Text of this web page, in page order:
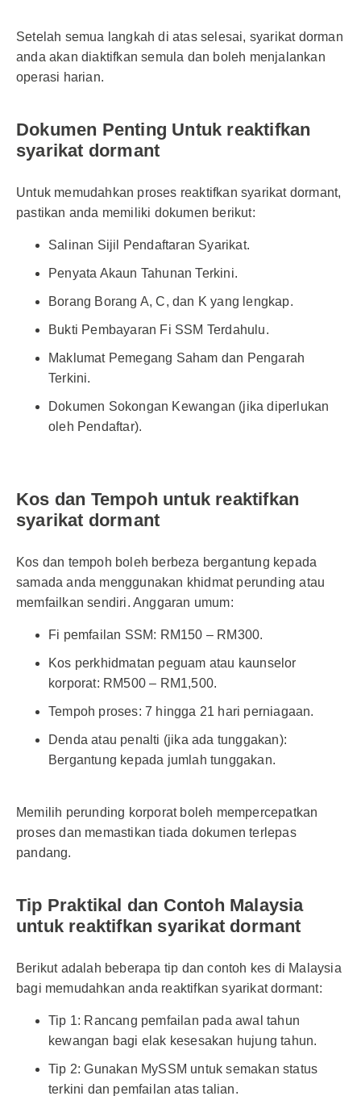
Setelah semua langkah di atas selesai, syarikat dorman
anda akan diaktifkan semula dan boleh menjalankan
operasi harian.
Dokumen Penting Untuk reaktifkan
syarikat dormant
Untuk memudahkan proses reaktifkan syarikat dormant,
pastikan anda memiliki dokumen berikut:
Salinan Sijil Pendaftaran Syarikat.
Penyata Akaun Tahunan Terkini.
Borang Borang A, C, dan K yang lengkap.
Bukti Pembayaran Fi SSM Terdahulu.
Maklumat Pemegang Saham dan Pengarah
Terkini.
Dokumen Sokongan Kewangan (jika diperlukan
oleh Pendaftar).
Kos dan Tempoh untuk reaktifkan
syarikat dormant
Kos dan tempoh boleh berbeza bergantung kepada
samada anda menggunakan khidmat perunding atau
memfailkan sendiri. Anggaran umum:
Fi pemfailan SSM: RM150 – RM300.
Kos perkhidmatan peguam atau kaunselor
korporat: RM500 – RM1,500.
Tempoh proses: 7 hingga 21 hari perniagaan.
Denda atau penalti (jika ada tunggakan):
Bergantung kepada jumlah tunggakan.
Memilih perunding korporat boleh mempercepatkan
proses dan memastikan tiada dokumen terlepas
pandang.
Tip Praktikal dan Contoh Malaysia
untuk reaktifkan syarikat dormant
Berikut adalah beberapa tip dan contoh kes di Malaysia
bagi memudahkan anda reaktifkan syarikat dormant:
Tip 1: Rancang pemfailan pada awal tahun
kewangan bagi elak kesesakan hujung tahun.
Tip 2: Gunakan MySSM untuk semakan status
terkini dan pemfailan atas talian.